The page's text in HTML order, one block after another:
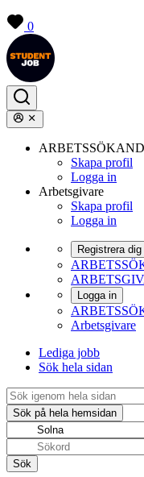
0
Skapa profil
Logga in
Arbetsgivare
Skapa profil
Logga in
Registrera dig
Logga in
Arbetsgivare
Lediga jobb
Sök hela sidan